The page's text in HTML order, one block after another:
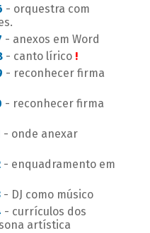
- orquestra com
- anexos em Word
- canto lírico !
- reconhecer firma
- reconhecer firma
- onde anexar
- enquadramento em
- DJ como músico
- currículos dos
artística